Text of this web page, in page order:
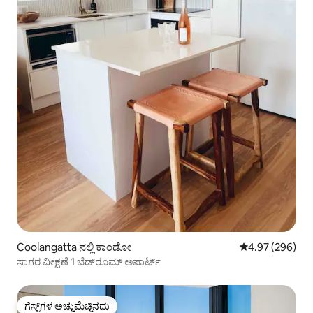
Coolangatta ನಲ್ಲಿ ಕಾಂಡೋ 5 ರಲ್ಲಿ 4.97
4.97 (296)
ಸಾಗರ ವೀಕ್ಷಣೆ 1 ಬೆಡ್‌ರೂಮ್ ಅಪಾರ್ಟ್
ಗೆಸ್ಟ್‌ಗಳ ಅಚ್ಚುಮೆಚ್ಚಿನದು